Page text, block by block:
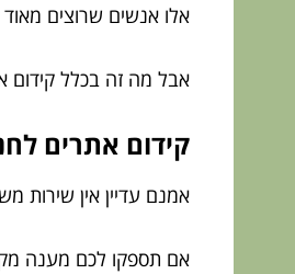
אלו אנשים שרוצים
אבל מה זה בכלל קידום
קידום אתרים
אמנם עדיין אין שירות
אם תספקו לכם מענה